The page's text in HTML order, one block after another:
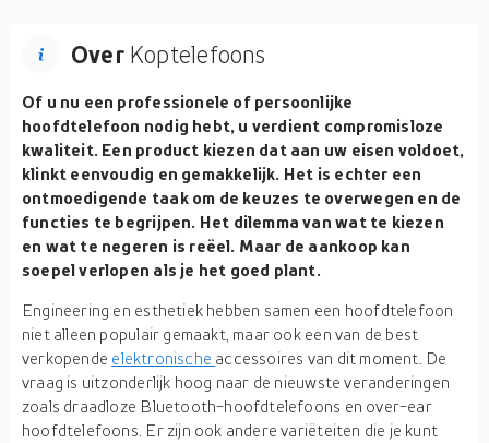
OverKoptelefoons
Of u nu een professionele of persoonlijke
hoofdtelefoon nodig hebt, u verdient compromisloze
kwaliteit. Een product kiezen dat aan uw eisen voldoet,
klinkt eenvoudig en gemakkelijk. Het is echter een
ontmoedigende taak om de keuzes te overwegen en de
functies te begrijpen. Het dilemma van wat te kiezen
en wat te negeren is reëel. Maar de aankoop kan
soepel verlopen als je het goed plant.
Engineering en esthetiek hebben samen een hoofdtelefoon
niet alleen populair gemaakt, maar ook een van de best
verkopende elektronische accessoires van dit moment. De
vraag is uitzonderlijk hoog naar de nieuwste veranderingen
zoals draadloze Bluetooth-hoofdtelefoons en over-ear
hoofdtelefoons. Er zijn ook andere variëteiten die je kunt